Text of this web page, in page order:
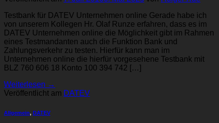
Testbank für DATEV Unternehmen online Gerade habe ich
von unserem Kollegen Hr. Olaf Runze erfahren, dass es im
DATEV Unternehmen online die Möglichkeit gibt im Rahmen
eines Testmandanten auch die Funktion Bank und
Zahlungsverkehr zu testen. Hierfür kann man im
Unternehmen online die hierfür vorgesehene Testbank mit
BLZ 760 606 18 Konto 100 394 742 […]
Weiterlesen →
Veröffentlicht am DATEV
Allgemein, DATEV